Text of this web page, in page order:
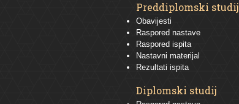
Preddiplomski studij
Obavijesti
Raspored nastave
Raspored ispita
Nastavni materijal
Rezultati ispita
Diplomski studij